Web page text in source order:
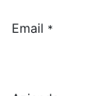
Email *